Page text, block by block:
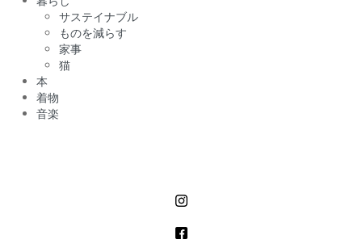
サステイナブル
ものを減らす
家事
猫
本
着物
音楽